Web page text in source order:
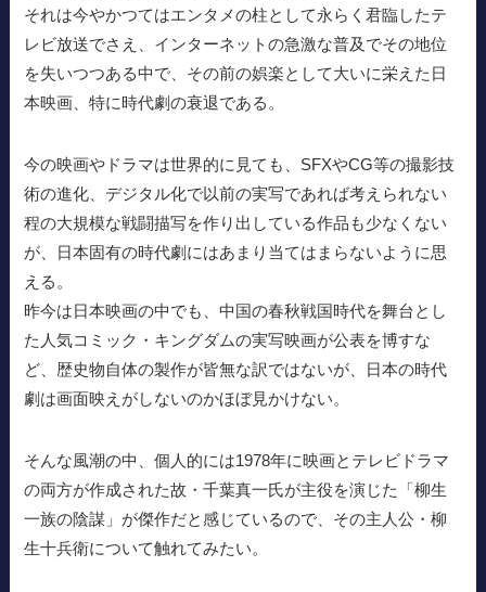
それは今やかつてはエンタメの柱として永らく君臨したテ
レビ放送でさえ、インターネットの急激な普及でその地位
を失いつつある中で、その前の娯楽として大いに栄えた日
本映画、特に時代劇の衰退である。
今の映画やドラマは世界的に見ても、SFXやCG等の撮影技
術の進化、デジタル化で以前の実写であれば考えられない
程の大規模な戦闘描写を作り出している作品も少なくない
が、日本固有の時代劇にはあまり当てはまらないように思
える。
昨今は日本映画の中でも、中国の春秋戦国時代を舞台とし
た人気コミック・キングダムの実写映画が公表を博すな
ど、歴史物自体の製作が皆無な訳ではないが、日本の時代
劇は画面映えがしないのかほぼ見かけない。
そんな風潮の中、個人的には1978年に映画とテレビドラマ
の両方が作成された故・千葉真一氏が主役を演じた「柳生
一族の陰謀」が傑作だと感じているので、その主人公・柳
生十兵衛について触れてみたい。